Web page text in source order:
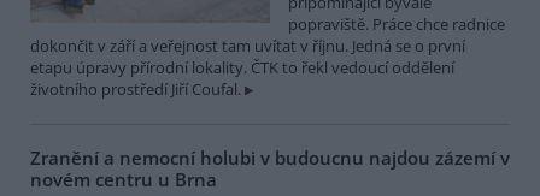
popraviště. Práce chce radnice
dokončit v září a veřejnost tam uvítat v říjnu. Jedná se o první
etapu úpravy přírodní lokality. ČTK to řekl vedoucí oddělení
životního prostředí Jiří Coufal.
Zranění a nemocní holubi v budoucnu najdou zázemí v
novém centru u Brna